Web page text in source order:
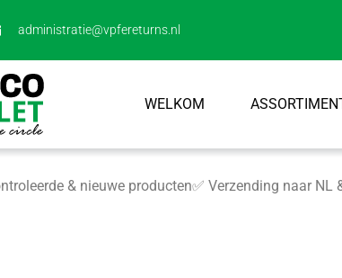
administratie@vpfereturns.nl
WELKOM
& nieuwe producten✅ Verzending naar NL